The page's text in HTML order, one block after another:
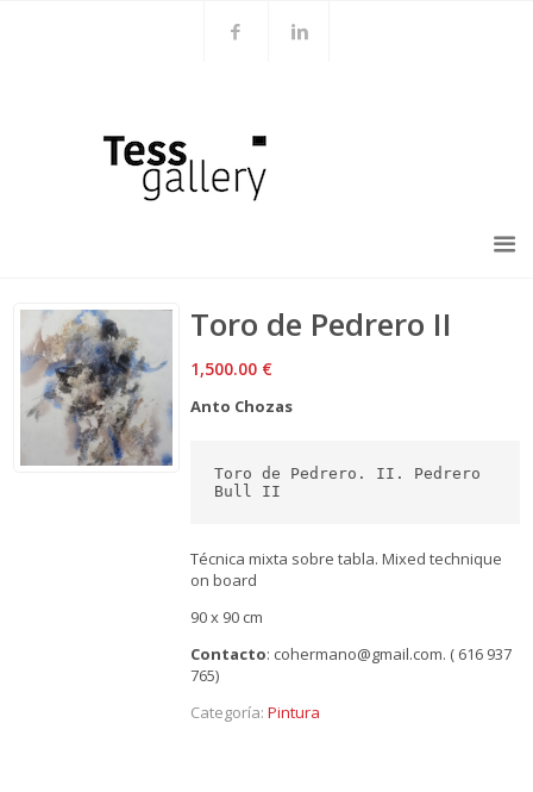
Toro de Pedrero II
1,500.00 €
Anto Chozas
Toro de Pedrero. II. Pedrero
Bull II
Técnica mixta sobre tabla.Mixed technique
on board
90 x 90 cm
Contacto: cohermano@gmail.com. ( 616 937
765)
Categoría:Pintura